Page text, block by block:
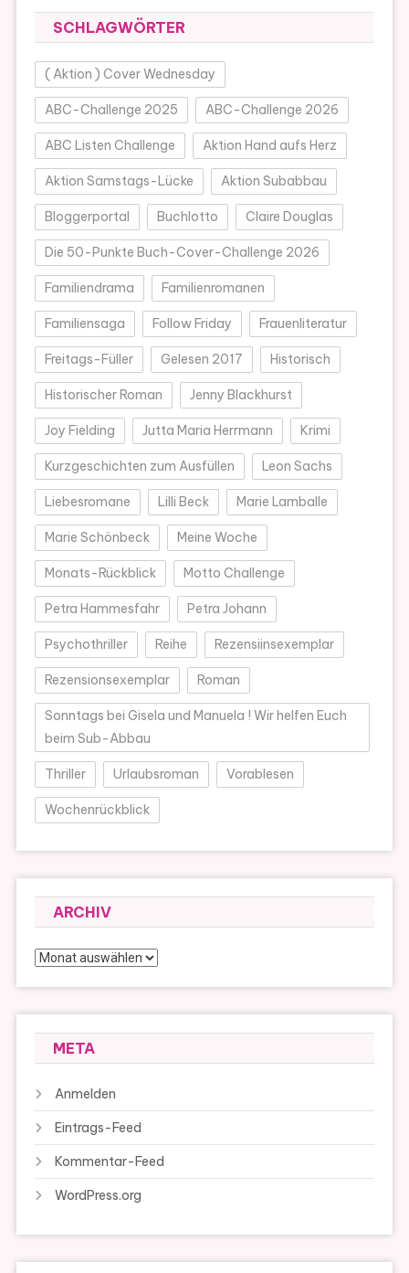
SCHLAGWÖRTER
( Aktion ) Cover Wednesday
ABC-Challenge 2025 ABC-Challenge 2026
ABC Listen Challenge Aktion Hand aufs Herz
Aktion Samstags-Lücke Aktion Subabbau
Bloggerportal Buchlotto Claire Douglas
Die 50-Punkte Buch-Cover-Challenge 2026
Familiendrama Familienromanen
Familiensaga Follow Friday Frauenliteratur
Freitags-Füller Gelesen 2017 Historisch
Historischer Roman Jenny Blackhurst
Joy Fielding Jutta Maria Herrmann Krimi
Kurzgeschichten zum Ausfüllen Leon Sachs
Liebesromane Lilli Beck Marie Lamballe
Marie Schönbeck Meine Woche
Monats-Rückblick Motto Challenge
Petra Hammesfahr Petra Johann
Psychothriller Reihe Rezensiinsexemplar
Rezensionsexemplar Roman
Sonntags bei Gisela und Manuela ! Wir helfen Euch
beim Sub-Abbau
Thriller Urlaubsroman Vorablesen
Wochenrückblick
ARCHIV
Archiv
META
Anmelden
Eintrags-Feed
Kommentar-Feed
WordPress.org